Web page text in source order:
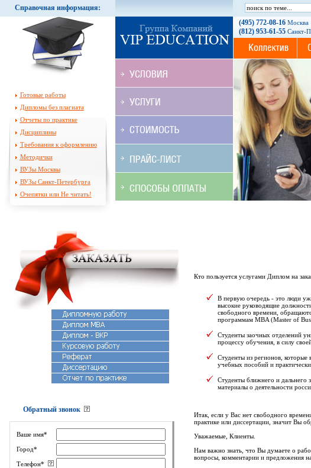
Справочная информация:
Готовые работы
Дипломы без плагиата
Отчеты по практике
Дисциплины
Требования к оформлению
Методички
ВУЗы Москвы
ВУЗы Санкт-Петербурга
Очепятки или Не читать!
(495) 772-08-16 Москва
(812) 953-61-55 Санкт-
Обратный звонок
Ваше имя*
Город*
Телефон*
Кто пользуется услугами Диплом на
В первую очередь - это люди
высокие руководящие
свободного времени,
программам MBA (Master of
Студенты заочных отделений
процессу обучения, в силу
Студенты из регионов, которые
учебных пособий и
Студенты ближнего и дальнего
материалы о деятельности
Итак, если у Вас нет свободного
практике или диссертации, значит Вы
Уважаемые, Клиенты.
Нам важно знать, что Вы думаете о
вопросы, комментарии и предложения